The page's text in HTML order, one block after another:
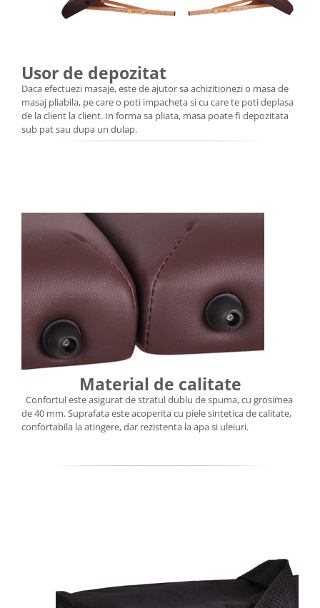
Usor de depozitat
Daca efectuezi masaje, este de ajutor sa achizitionezi o masa de
masaj pliabila, pe care o poti impacheta si cu care te poti deplasa
de la client la client. In forma sa pliata, masa poate fi depozitata
sub pat sau dupa un dulap.
Material de calitate
Confortul este asigurat de stratul dublu de spuma, cu grosimea
de 40 mm. Suprafata este acoperita cu piele sintetica de calitate,
confortabila la atingere, dar rezistenta la apa si uleiuri.